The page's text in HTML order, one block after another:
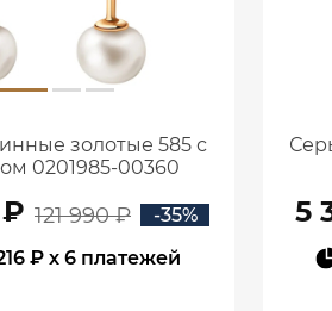
золотые 585 с
0201985-00360
121 990 ₽
-35%
₽ x 6 платежей
5